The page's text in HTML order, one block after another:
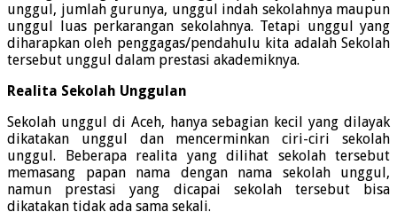
unggul, jumlah gurunya, unggul indah sekolahnya maupun
unggul luas perkarangan sekolahnya. Tetapi unggul yang
diharapkan oleh penggagas/pendahulu kita adalah Sekolah
tersebut unggul dalam prestasi akademiknya.
Realita Sekolah Unggulan
Sekolah unggul di Aceh, hanya sebagian kecil yang dilayak
dikatakan unggul dan mencerminkan ciri-ciri sekolah
unggul. Beberapa realita yang dilihat sekolah tersebut
memasang papan nama dengan nama sekolah unggul,
namun prestasi yang dicapai sekolah tersebut bisa
dikatakan tidak ada sama sekali.